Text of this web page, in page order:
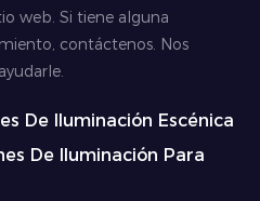
web. Si tiene alguna
contáctenos. Nos
De Iluminación Escénica
De Iluminación Para